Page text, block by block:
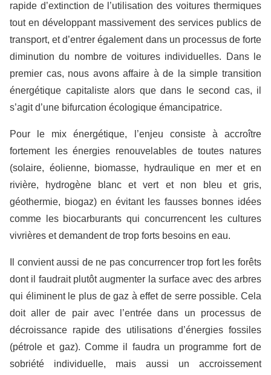
rapide d’extinction de l’utilisation des voitures thermiques
tout en développant massivement des services publics de
transport, et d’entrer également dans un processus de forte
diminution du nombre de voitures individuelles. Dans le
premier cas, nous avons affaire à de la simple transition
énergétique capitaliste alors que dans le second cas, il
s’agit d’une bifurcation écologique émancipatrice.
Pour le mix énergétique, l’enjeu consiste à accroître
fortement les énergies renouvelables de toutes natures
(solaire, éolienne, biomasse, hydraulique en mer et en
rivière, hydrogène blanc et vert et non bleu et gris,
géothermie, biogaz) en évitant les fausses bonnes idées
comme les biocarburants qui concurrencent les cultures
vivrières et demandent de trop forts besoins en eau.
Il convient aussi de ne pas concurrencer trop fort les forêts
dont il faudrait plutôt augmenter la surface avec des arbres
qui éliminent le plus de gaz à effet de serre possible. Cela
doit aller de pair avec l’entrée dans un processus de
décroissance rapide des utilisations d’énergies fossiles
(pétrole et gaz). Comme il faudra un programme fort de
sobriété individuelle, mais aussi un accroissement